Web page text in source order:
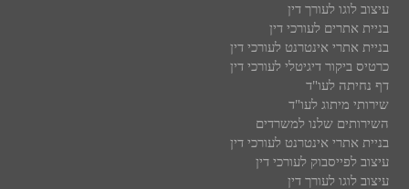
עיצוב לוגו לעורך דין
בניית אתרים לעורכי דין
בניית אתרי אינטרנט לעורכי דין
כרטיס ביקור דיגיטלי לעורכי דין
דף נחיתה לעו"ד
שירותי מיתוג לעו"ד
השירותים שלנו למשרדים
בניית אתרי אינטרנט לעורכי דין
עיצוב לפייסבוק לעורכי דין
עיצוב לוגו לעורך דין